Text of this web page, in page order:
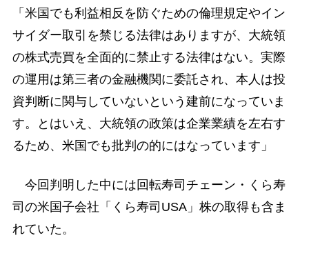
「米国でも利益相反を防ぐための倫理規定やイン
サイダー取引を禁じる法律はありますが、大統領
の株式売買を全面的に禁止する法律はない。実際
の運用は第三者の金融機関に委託され、本人は投
資判断に関与していないという建前になっていま
す。とはいえ、大統領の政策は企業業績を左右す
るため、米国でも批判の的にはなっています」
今回判明した中には回転寿司チェーン・くら寿
司の米国子会社「くら寿司USA」株の取得も含ま
れていた。